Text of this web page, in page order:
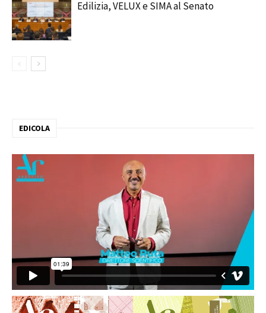
Edilizia, VELUX e SIMA al Senato
EDICOLA